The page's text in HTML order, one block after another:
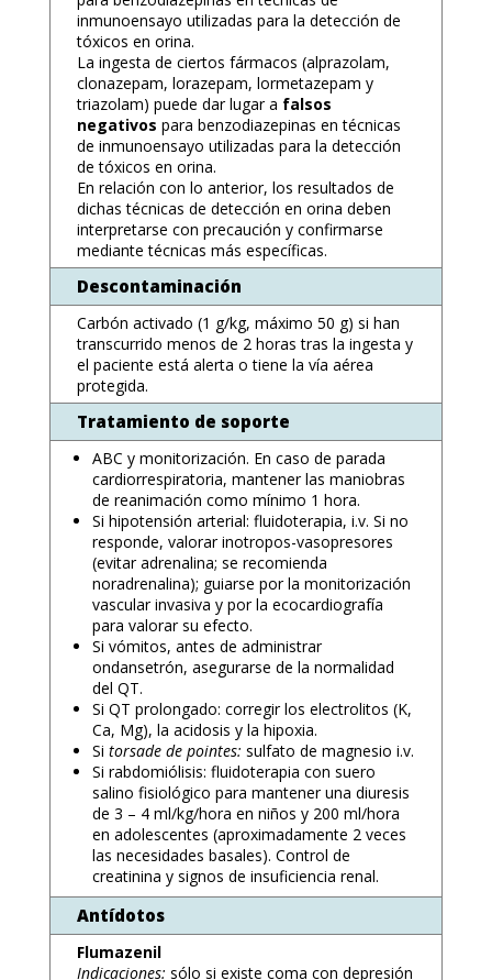
inmunoensayo utilizadas para la detección de
tóxicos en orina.
La ingesta de ciertos fármacos (alprazolam,
clonazepam, lorazepam, lormetazepam y
triazolam) puede dar lugar a falsos
negativos para benzodiazepinas en técnicas
de inmunoensayo utilizadas para la detección
de tóxicos en orina.
En relación con lo anterior, los resultados de
dichas técnicas de detección en orina deben
interpretarse con precaución y confirmarse
mediante técnicas más específicas.
Descontaminación
Carbón activado (1 g/kg, máximo 50 g) si han
transcurrido menos de 2 horas tras la ingesta y
el paciente está alerta o tiene la vía aérea
protegida.
Tratamiento de soporte
ABC y monitorización. En caso de parada
cardiorrespiratoria, mantener las maniobras
de reanimación como mínimo 1 hora.
Si hipotensión arterial: fluidoterapia, i.v. Si no
responde, valorar inotropos-vasopresores
(evitar adrenalina; se recomienda
noradrenalina); guiarse por la monitorización
vascular invasiva y por la ecocardiografía
para valorar su efecto.
Si vómitos, antes de administrar
ondansetrón, asegurarse de la normalidad
del QT.
Si QT prolongado: corregir los electrolitos (K,
Ca, Mg), la acidosis y la hipoxia.
Si torsade de pointes: sulfato de magnesio i.v.
Si rabdomiólisis: fluidoterapia con suero
salino fisiológico para mantener una diuresis
de 3 – 4 ml/kg/hora en niños y 200 ml/hora
en adolescentes (aproximadamente 2 veces
las necesidades basales). Control de
creatinina y signos de insuficiencia renal.
Antídotos
Flumazenil
Indicaciones: sólo si existe coma con depresión